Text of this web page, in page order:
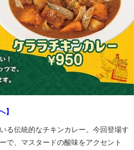
】
る伝統的なチキンカレー。今回登場す
で、マスタードの酸味をアクセント